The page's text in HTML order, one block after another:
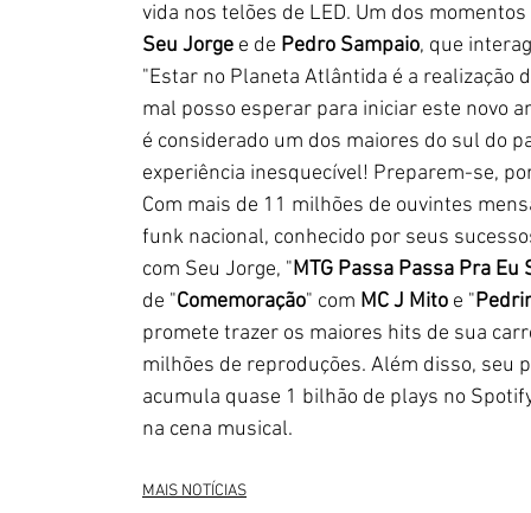
vida nos telões de LED. Um dos
Seu Jorge e de Pedro Sampaio, que
"Estar no Planeta Atlântida é a
mal posso esperar para iniciar este novo
é considerado um dos maiores do sul do
experiência inesquecível! Preparem-se,
Com mais de 11 milhões de ouvintes
funk nacional, conhecido por seus
com Seu Jorge, "MTG Passa Passa Pra Eu
de "Comemoração" com MC J Mito e "
promete trazer os maiores hits de sua
milhões de reproduções. Além disso, seu
acumula quase 1 bilhão de plays no
na cena musical.
MAIS NOTÍCIAS